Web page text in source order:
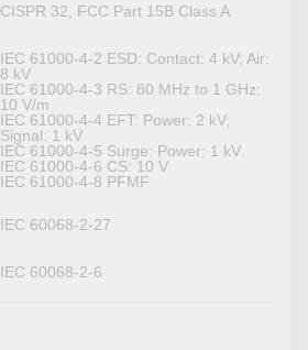
CISPR 32, FCC Part 15B Class A
IEC 61000-4-2 ESD: Contact: 4 kV; Air:
8 kV
IEC 61000-4-3 RS: 80 MHz to 1 GHz:
10 V/m
IEC 61000-4-4 EFT: Power: 2 kV;
Signal: 1 kV
IEC 61000-4-5 Surge: Power: 1 kV
IEC 61000-4-6 CS: 10 V
IEC 61000-4-8 PFMF
IEC 60068-2-27
IEC 60068-2-6